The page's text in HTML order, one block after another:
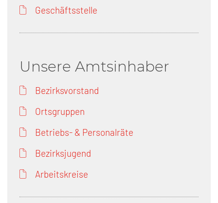
Geschäftsstelle
Unsere Amtsinhaber
Bezirksvorstand
Ortsgruppen
Betriebs- & Personalräte
Bezirksjugend
Arbeitskreise